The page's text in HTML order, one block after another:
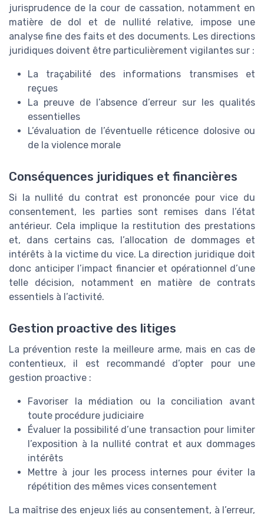
jurisprudence de la cour de cassation, notamment en
matière de dol et de nullité relative, impose une
analyse fine des faits et des documents. Les directions
juridiques doivent être particulièrement vigilantes sur :
La traçabilité des informations transmises et
reçues
La preuve de l’absence d’erreur sur les qualités
essentielles
L’évaluation de l’éventuelle réticence dolosive ou
de la violence morale
Conséquences juridiques et financières
Si la nullité du contrat est prononcée pour vice du
consentement, les parties sont remises dans l’état
antérieur. Cela implique la restitution des prestations
et, dans certains cas, l’allocation de dommages et
intérêts à la victime du vice. La direction juridique doit
donc anticiper l’impact financier et opérationnel d’une
telle décision, notamment en matière de contrats
essentiels à l’activité.
Gestion proactive des litiges
La prévention reste la meilleure arme, mais en cas de
contentieux, il est recommandé d’opter pour une
gestion proactive :
Favoriser la médiation ou la conciliation avant
toute procédure judiciaire
Évaluer la possibilité d’une transaction pour limiter
l’exposition à la nullité contrat et aux dommages
intérêts
Mettre à jour les process internes pour éviter la
répétition des mêmes vices consentement
La maîtrise des enjeux liés au consentement, à l’erreur,